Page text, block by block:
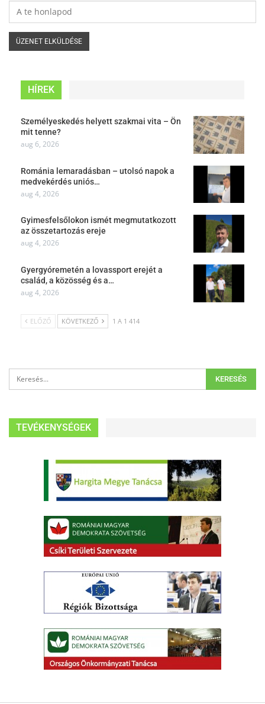
HÍREK
Személyeskedés helyett szakmai vita – Ön
mit tenne?
aug 6, 2026
Románia lemaradásban – utolsó napok a
medvekérdés uniós…
aug 4, 2026
Gyimesfelsőlokon ismét megmutatkozott
az összetartozás ereje
aug 4, 2026
Gyergyóremetén a lovassport erejét a
család, a közösség és a…
aug 4, 2026
ELŐZŐ KÖVETKEZŐ 1 A 1 414
TEVÉKENYSÉGEK